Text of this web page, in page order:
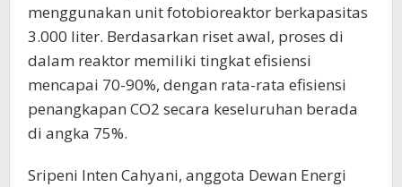
menggunakan unit fotobioreaktor berkapasitas
3.000 liter. Berdasarkan riset awal, proses di
dalam reaktor memiliki tingkat efisiensi
mencapai 70-90%, dengan rata-rata efisiensi
penangkapan CO2 secara keseluruhan berada
di angka 75%.
Sripeni Inten Cahyani, anggota Dewan Energi